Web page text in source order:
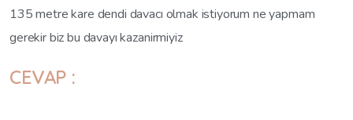
135 metre kare dendi davacı olmak istiyorum ne yapmam
gerekir biz bu davayı kazanirmiyiz
CEVAP :